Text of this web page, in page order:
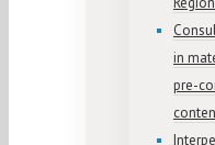
in
pre-